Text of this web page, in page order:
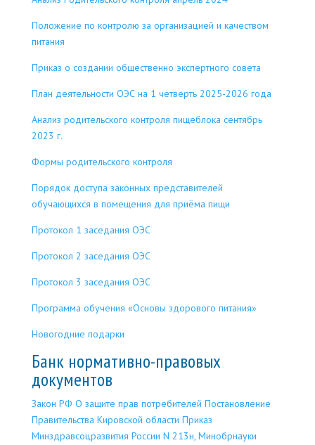
Положение по контролю за организацией и качеством
питания
Приказ о создании общественно экспертного совета
План деятельности ОЭС на 1 четверть 2025-2026 года
Анализ родительского контроля пищеблока сентябрь
2023 г.
Формы родительского контроля
Порядок доступа законных представителей
обучающихся в помещения для приёма пищи
Протокол 1 заседания ОЭС
Протокол 2 заседания ОЭС
Протокол 3 заседания ОЭС
Программа обучения «Основы здорового питания»
Новогодние подарки
Банк нормативно-правовых
документов
Закон РФ О защите прав потребителей Постановление
Правительства Кировской области Приказ
Минздравсоцразвития России N 213н, Минобрнауки